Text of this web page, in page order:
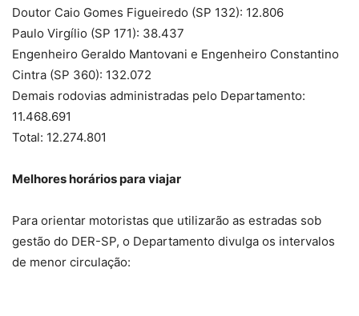
Doutor Caio Gomes Figueiredo (SP 132): 12.806
Paulo Virgílio (SP 171): 38.437
Engenheiro Geraldo Mantovani e Engenheiro Constantino
Cintra (SP 360): 132.072
Demais rodovias administradas pelo Departamento:
11.468.691
Total: 12.274.801
Melhores horários para viajar
Para orientar motoristas que utilizarão as estradas sob
gestão do DER-SP, o Departamento divulga os intervalos
de menor circulação: